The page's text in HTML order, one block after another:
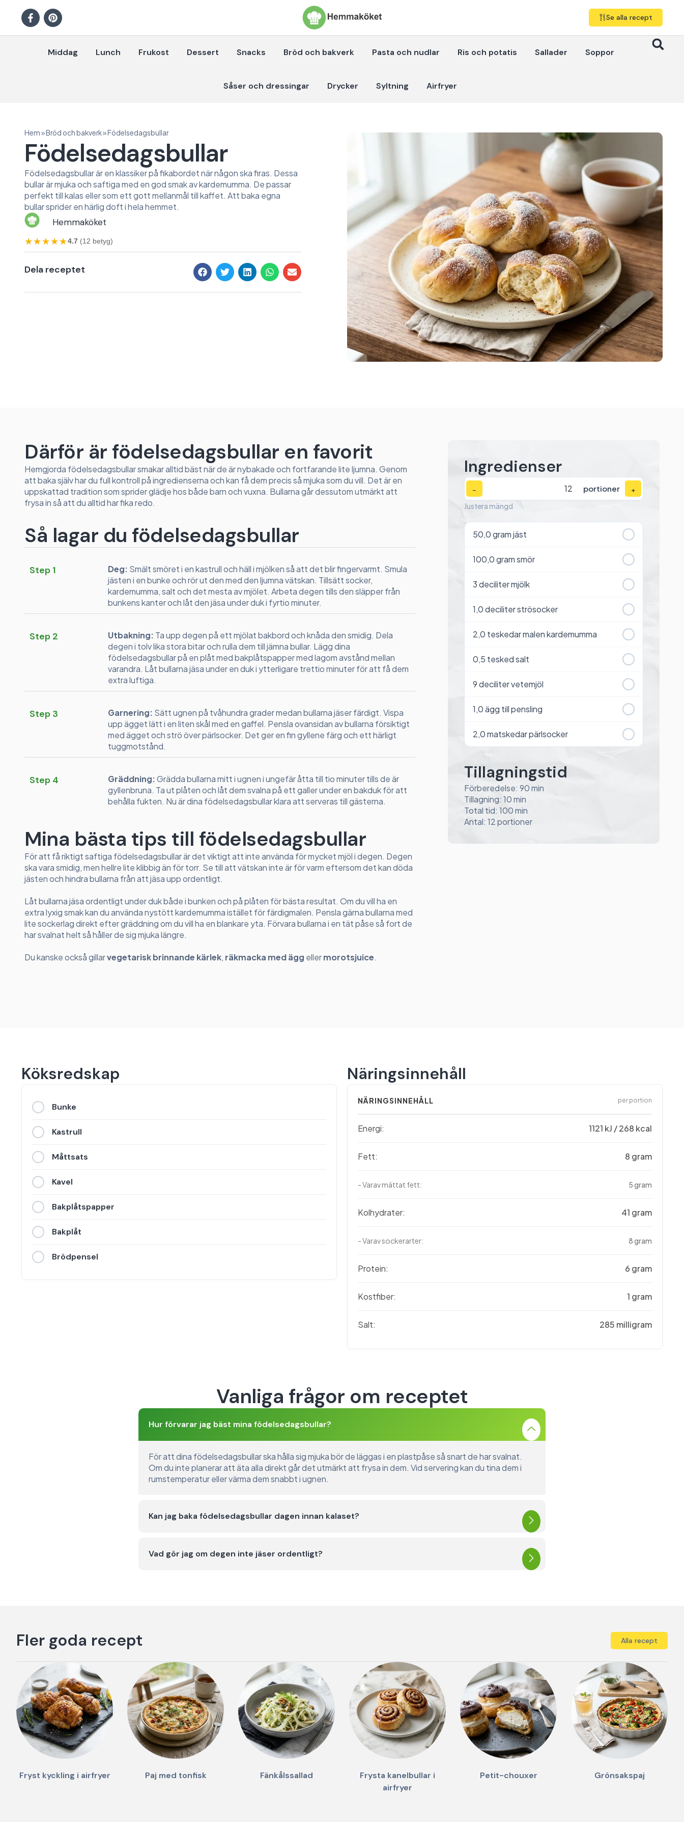
Se alla recept
Middag Lunch Frukost Dessert Snacks Bröd och bakverk Pasta och nudlar Ris och potatis Sallader Soppor
Såser och dressingar Drycker Syltning Airfryer
Hem»Bröd och bakverk»Födelsedagsbullar
Födelsedagsbullar
Födelsedagsbullar är en klassiker på fikabordet när någon ska firas. Dessa
bullar är mjuka och saftiga med en god smak av kardemumma. De passar
perfekt till kalas eller som ett gott mellanmål till kaffet. Att baka egna
bullar sprider en härlig doft i hela hemmet.
Hemmaköket
★★★★★
★★★★★4.7 (12 betyg)
Dela receptet
Därför är födelsedagsbullar en favorit
Hemgjorda födelsedagsbullar smakar alltid bäst när de är nybakade och fortfarande lite ljumna. Genom
att baka själv har du full kontroll på ingredienserna och kan få dem precis så mjuka som du vill. Det är en
uppskattad tradition som sprider glädje hos både barn och vuxna. Bullarna går dessutom utmärkt att
frysa in så att du alltid har fika redo.
Så lagar du födelsedagsbullar
Step 1 Deg: Smält smöret i en kastrull och häll i mjölken så att det blir fingervarmt. Smula
jästen i en bunke och rör ut den med den ljumna vätskan. Tillsätt socker,
kardemumma, salt och det mesta av mjölet. Arbeta degen tills den släpper från
bunkens kanter och låt den jäsa under duk i fyrtio minuter.
Step 2 Utbakning: Ta upp degen på ett mjölat bakbord och knåda den smidig. Dela
degen i tolv lika stora bitar och rulla dem till jämna bullar. Lägg dina
födelsedagsbullar på en plåt med bakplåtspapper med lagom avstånd mellan
varandra. Låt bullarna jäsa under en duk i ytterligare trettio minuter för att få dem
extra luftiga.
Step 3 Garnering: Sätt ugnen på tvåhundra grader medan bullarna jäser färdigt. Vispa
upp ägget lätt i en liten skål med en gaffel. Pensla ovansidan av bullarna försiktigt
med ägget och strö över pärlsocker. Det ger en fin gyllene färg och ett härligt
tuggmotstånd.
Step 4 Gräddning:Grädda bullarna mitt i ugnen i ungefär åtta till tio minuter tills de är
gyllenbruna. Ta ut plåten och låt dem svalna på ett galler under en bakduk för att
behålla fukten. Nu är dina födelsedagsbullar klara att serveras till gästerna.
Mina bästa tips till födelsedagsbullar
För att få riktigt saftiga födelsedagsbullar är det viktigt att inte använda för mycket mjöl i degen. Degen
ska vara smidig, men hellre lite klibbig än för torr. Se till att vätskan inte är för varm eftersom det kan döda
jästen och hindra bullarna från att jäsa upp ordentligt.
Låt bullarna jäsa ordentligt under duk både i bunken och på plåten för bästa resultat. Om du vill ha en
extra lyxig smak kan du använda nystött kardemumma istället för färdigmalen. Pensla gärna bullarna med
lite sockerlag direkt efter gräddning om du vill ha en blankare yta. Förvara bullarna i en tät påse så fort de
har svalnat helt så håller de sig mjuka längre.
Du kanske också gillarvegetarisk brinnande kärlek, räkmacka med ägg ellermorotsjuice.
Ingredienser
− portioner
+
Justera mängd
50,0gram jäst
100,0gram smör
3deciliter mjölk
1,0deciliter strösocker
2,0 teskedar malen kardemumma
0,5 tesked salt
9deciliter vetemjöl
1,0ägg till pensling
2,0matskedar pärlsocker
Tillagningstid
Förberedelse: 90 min
Tillagning: 10 min
Total tid: 100 min
Antal: 12 portioner
Köksredskap
Bunke
Kastrull
Måttsats
Kavel
Bakplåtspapper
Bakplåt
Brödpensel
Näringsinnehåll
NÄRINGSINNEHÅLL per portion
Energi: 1121 kJ / 268 kcal
Fett: 8 gram
- Varav mättat fett: 5 gram
Kolhydrater: 41 gram
- Varav sockerarter: 8 gram
Protein: 6 gram
Kostfiber: 1 gram
Salt: 285 milligram
Vanliga frågor om receptet
Hur förvarar jag bäst mina födelsedagsbullar?
För att dina födelsedagsbullar ska hålla sig mjuka bör de läggas i en plastpåse så snart de har svalnat.
Om du inte planerar att äta alla direkt går det utmärkt att frysa in dem. Vid servering kan du tina dem i
rumstemperatur eller värma dem snabbt i ugnen.
Kan jag baka födelsedagsbullar dagen innan kalaset?
Vad gör jag om degen inte jäser ordentligt?
Fler goda recept Alla recept
Fryst kyckling i airfryer Paj med tonfisk Fänkålssallad
Frysta kanelbullar i
airfryer
Petit-chouxer Grönsakspaj